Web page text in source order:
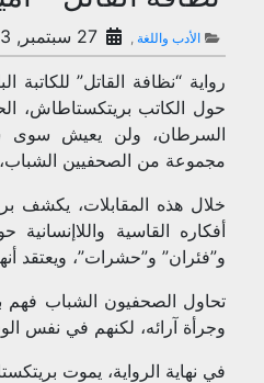
الأدب واللغة ,
رواية “نظافة القاتل”
حول الكاتب بريتكستاطاش،
السرطان، ولن يعيش سوى
مجموعة من الصحفيين الشباب،
خلال هذه المقابلات،
أفكاره القاسية
و”فئران” و”حشرات”، ويعتقد
تحاول الصحفيون الشباب فهم
وجرأة آرائه، لكنهم في نفس
في نهاية الرواية، يموت